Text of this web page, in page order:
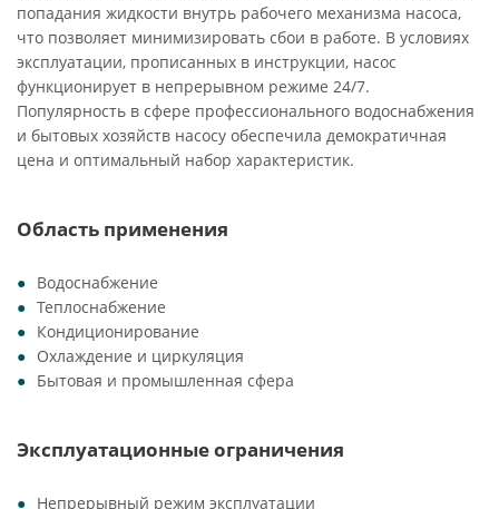
попадания жидкости внутрь рабочего механизма насоса,
что позволяет минимизировать сбои в работе. В условиях
эксплуатации, прописанных в инструкции, насос
функционирует в непрерывном режиме 24/7.
Популярность в сфере профессионального водоснабжения
и бытовых хозяйств насосу обеспечила демократичная
цена и оптимальный набор характеристик.
Область применения
Водоснабжение
Теплоснабжение
Кондиционирование
Охлаждение и циркуляция
Бытовая и промышленная сфера
Эксплуатационные ограничения
Непрерывный режим эксплуатации